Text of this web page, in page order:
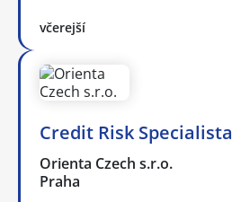
včerejší
Credit Risk Specialista
Orienta Czech s.r.o.
Praha